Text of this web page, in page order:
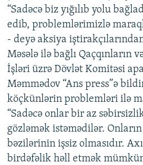
“Sadəcə biz yığılıb yolu
edib, problemlərimizlə
- deyə aksiya
Məsələ ilə bağlı Qaçqınların
İşləri üzrə Dövlət Komitəsi
Məmmədov “Ans press”ə
köçkünlərin problemləri ilə
“Sadəcə onlar bir az
gözləmək istəmədilər.
bəzilərinin işsiz olmasıdır.
birdəfəlik həll etmək